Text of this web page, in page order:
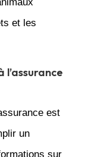
et les
l’assurance
est
un
sur